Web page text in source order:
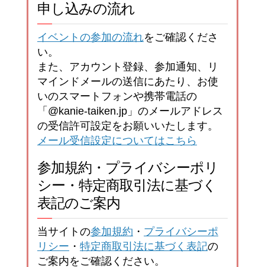
申し込みの流れ
イベントの参加の流れをご確認くださ
い。
また、アカウント登録、参加通知、リ
マインドメールの送信にあたり、お使
いのスマートフォンや携帯電話の
「@kanie-taiken.jp」のメールアドレス
の受信許可設定をお願いいたします。
メール受信設定についてはこちら
参加規約・プライバシーポリ
シー・特定商取引法に基づく
表記のご案内
当サイトの参加規約 ・ プライバシーポ
リシー ・ 特定商取引法に基づく表記の
ご案内をご確認ください。